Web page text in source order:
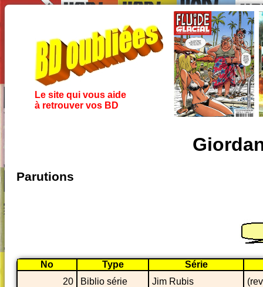
Le site qui vous aide
à retrouver vos BD
Parutions
No Type
Série
20
Biblio série Jim Rubis